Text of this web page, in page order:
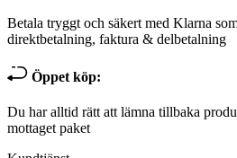
Betala tryggt och säkert med Klarna
direktbetalning, faktura & delbetalning
Öppet köp:
Du har alltid rätt att lämna tillbaka
mottaget paket